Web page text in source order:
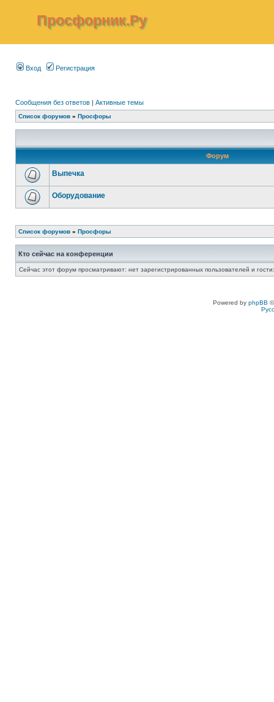
Просфорник.Ру
Вход Регистрация
Сообщения без ответов | Активные темы
Список форумов » Просфоры
Форум
Выпечка
Оборудование
Список форумов » Просфоры
Кто сейчас на конференции
Сейчас этот форум просматривают: нет зарегистрированных пользователей и
Powered by phpBB